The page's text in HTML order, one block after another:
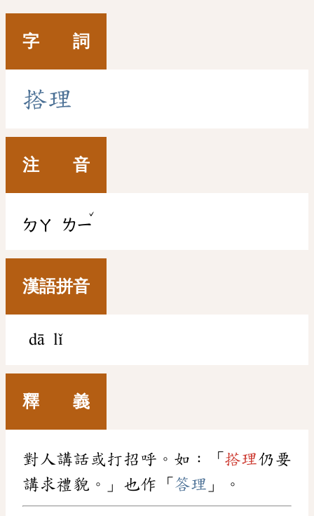
字 詞
搭理
注 音
ㄉㄚ ㄌㄧ
ˇ
漢語拼音
dā lǐ
釋 義
對人講話或打招呼。如：「 搭理仍要
講求禮貌。」也作「 答理 」。